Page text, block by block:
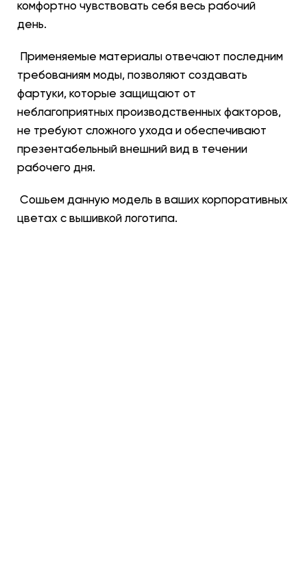
комфортно чувствовать себя весь рабочий
день.
Применяемые материалы отвечают последним
требованиям моды, позволяют создавать
фартуки, которые защищают от
неблагоприятных производственных факторов,
не требуют сложного ухода и обеспечивают
презентабельный внешний вид в течении
рабочего дня.
Сошьем данную модель в ваших корпоративных
цветах с вышивкой логотипа.